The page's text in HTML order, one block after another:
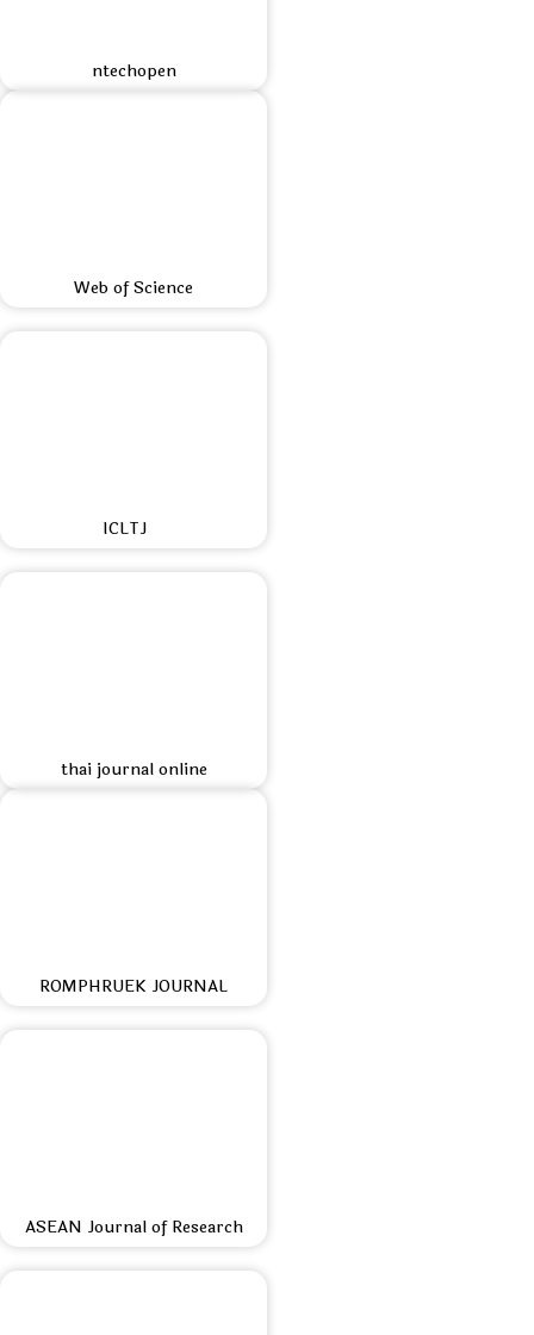
ntechopen
Web of Science
ICLTJ
thai journal online
ROMPHRUEK JOURNAL
ASEAN Journal of Research